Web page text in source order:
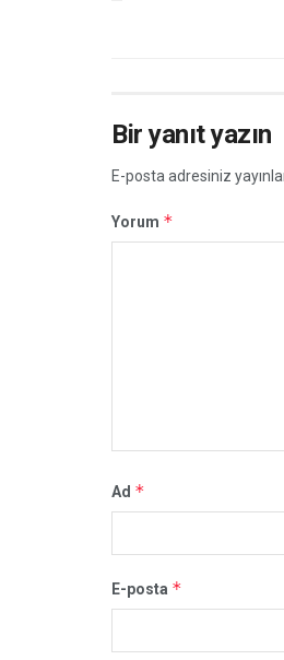
Bir yanıt yazın
E-posta adresiniz
Yorum *
Ad *
E-posta *